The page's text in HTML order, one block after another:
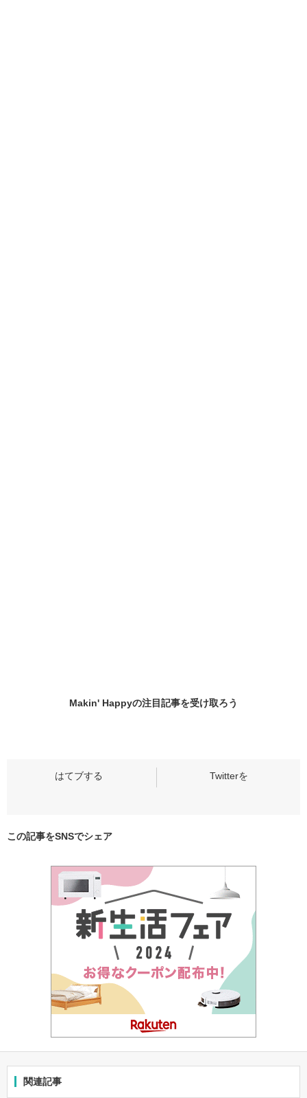
Makin' Happyの注目記事を受け取ろう
この記事をSNSでシェア
関連記事